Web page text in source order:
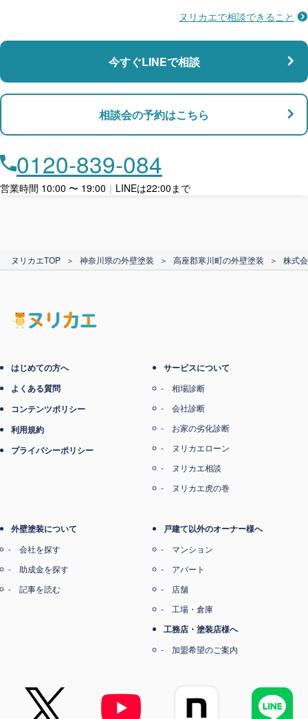
支払い対応
ローン利用
カード支払い
マンション・アパート対応
店舗・事務所対応
ヌリカエで相談できること
今すぐLINEで相談
相談会の予約はこちら
0120-839-084
営業時間 10:00 〜 19:00 ｜ LINEは22:00まで
ヌリカエTOP ＞ 神奈川県の外壁塗装 ＞ 高座郡寒川町の外壁塗装 ＞ 株式
はじめての方へ
よくある質問
コンテンツポリシー
利用規約
プライバシーポリシー
サービスについて
相場診断
会社診断
お家の劣化診断
ヌリカエローン
ヌリカエ相談
ヌリカエ虎の巻
外壁塗装について
会社を探す
助成金を探す
記事を読む
戸建て以外のオーナー様へ
マンション
アパート
店舗
工場・倉庫
工務店・塗装店様へ
加盟希望のご案内